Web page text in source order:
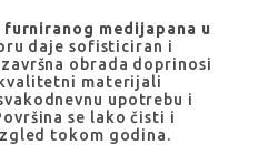
furniranog medijapana u
daje sofisticiran i
obrada doprinosi
materijali
upotrebu i
se lako čisti i
tokom godina.